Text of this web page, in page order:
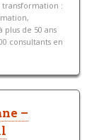
transformation :
de 50 ans
consultants en
–